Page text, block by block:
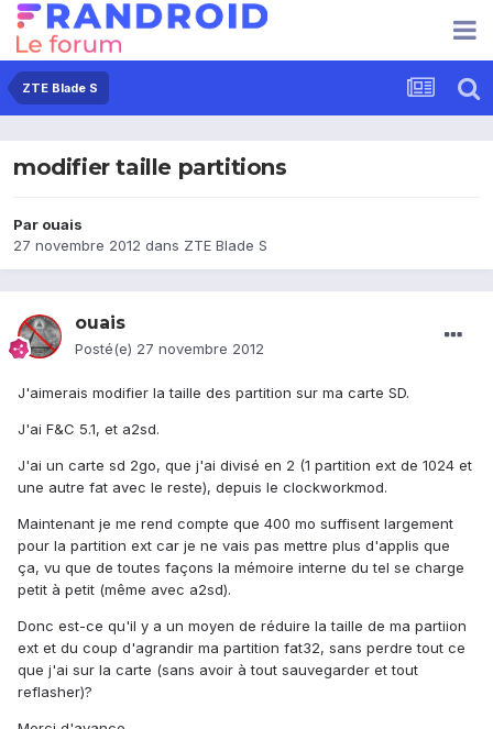
ZTE Blade S
modifier taille partitions
Par ouais
27 novembre 2012 dans ZTE Blade S
ouais
Posté(e) 27 novembre 2012
J'aimerais modifier la taille des partition sur ma carte SD.
J'ai F&C 5.1, et a2sd.
J'ai un carte sd 2go, que j'ai divisé en 2 (1 partition ext de 1024 et
une autre fat avec le reste), depuis le clockworkmod.
Maintenant je me rend compte que 400 mo suffisent largement
pour la partition ext car je ne vais pas mettre plus d'applis que
ça, vu que de toutes façons la mémoire interne du tel se charge
petit à petit (même avec a2sd).
Donc est-ce qu'il y a un moyen de réduire la taille de ma partiion
ext et du coup d'agrandir ma partition fat32, sans perdre tout ce
que j'ai sur la carte (sans avoir à tout sauvegarder et tout
reflasher)?